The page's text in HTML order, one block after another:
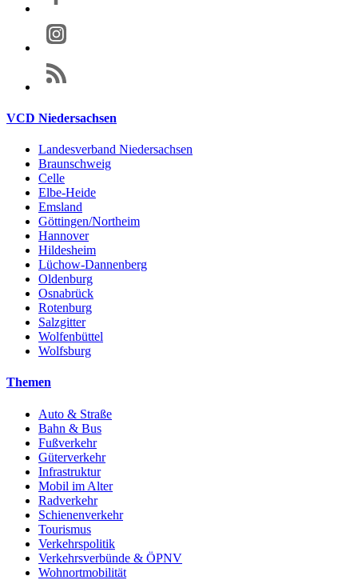
VCD Niedersachsen
Landesverband Niedersachsen
Braunschweig
Celle
Elbe-Heide
Emsland
Göttingen/Northeim
Hannover
Hildesheim
Lüchow-Dannenberg
Oldenburg
Osnabrück
Rotenburg
Salzgitter
Wolfenbüttel
Wolfsburg
Themen
Auto & Straße
Bahn & Bus
Fußverkehr
Güterverkehr
Infrastruktur
Mobil im Alter
Radverkehr
Schienenverkehr
Tourismus
Verkehrspolitik
Verkehrsverbünde & ÖPNV
Wohnortmobilität